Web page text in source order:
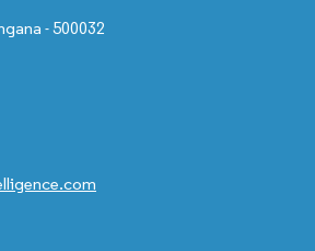
- 500032